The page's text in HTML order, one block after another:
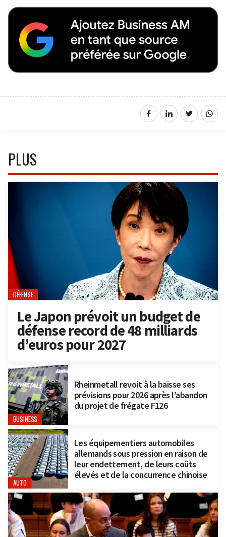
PLUS
DÉFENSE
Le Japon prévoit un budget de
défense record de 48 milliards
d’euros pour 2027
BUSINESS
Rheinmetall revoit à la baisse ses
prévisions pour 2026 après l’abandon
du projet de frégate F126
AUTO
Les équipementiers automobiles
allemands sous pression en raison de
leur endettement, de leurs coûts
élevés et de la concurrence chinoise